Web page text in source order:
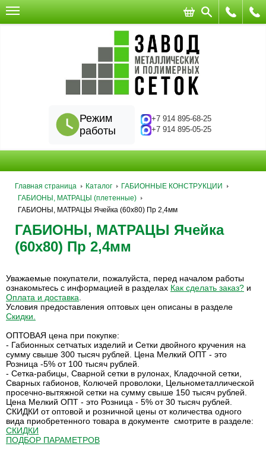
+7 914 895-68-25
+7 914 895-05-25
Режим
работы
Главная страница Каталог
ГАБИОННЫЕ КОНСТРУКЦИИ
ГАБИОНЫ, МАТРАЦЫ (плетенные)
ГАБИОНЫ, МАТРАЦЫ Ячейка (60х80) Пр 2,4мм
ГАБИОНЫ, МАТРАЦЫ Ячейка
(60х80) Пр 2,4мм
Уважаемые покупатели, пожалуйста, перед началом работы
ознакомьтесь с информацией в разделах Как сделать заказ? и
Оплата и доставка
Условия предоставления оптовых цен описаны в разделе
Скидки
ОПТОВАЯ цена при покупке:
- Габионных сетчатых изделий и Сетки двойного кручения на
сумму свыше 300 тысяч рублей. Цена Мелкий ОПТ - это
Розница -5% от 100 тысяч рублей.
- Сетка-рабицы, Сварной сетки в рулонах, Кладочной сетки,
Сварных габионов, Колючей проволоки, Цельнометаллической
просечно-вытяжной сетки на сумму свыше 150 тысяч рублей.
Цена Мелкий ОПТ - это Розница - 5% от 30 тысяч рублей.
СКИДКИ от оптовой и розничной цены от количества одного
вида приобретенного товара в документе смотрите в разделе:
СКИДКИ
ПОДБОР ПАРАМЕТРОВ